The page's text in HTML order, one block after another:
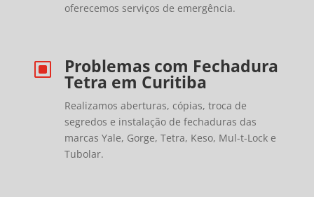
oferecemos serviços de emergência.
W Problemas com Fechadura
Tetra em Curitiba
Realizamos aberturas, cópias, troca de
segredos e instalação de fechaduras das
marcas Yale, Gorge, Tetra, Keso, Mul-t-Lock e
Tubolar.